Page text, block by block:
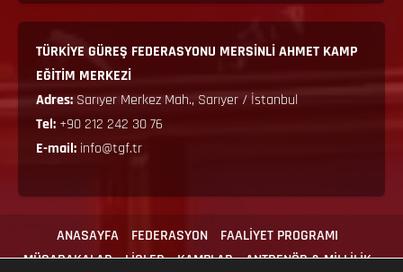
TÜRKİYE GÜREŞ FEDERASYONU MERSİNLİ AHMET KAMP
EĞİTİM MERKEZİ
Adres: Sarıyer Merkez Mah., Sarıyer / İstanbul
Tel: +90 212 242 30 76
E-mail: info@tgf.tr
ANASAYFA FEDERASYON
FAALİYET PROGRAMI
MÜSABAKALAR
LİGLER KAMPLAR ANTRENÖR & MİLLİLİK